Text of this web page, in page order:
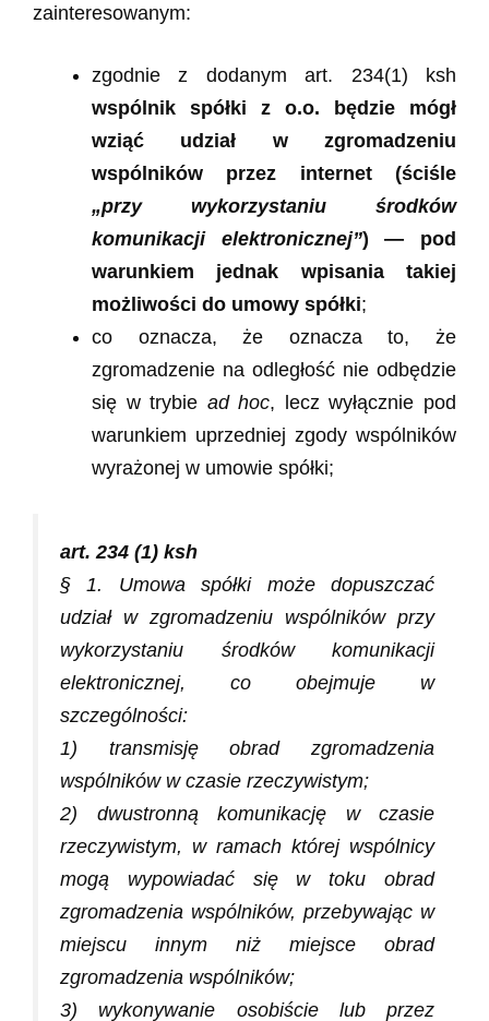
zainteresowanym:
zgodnie z dodanym art. 234(1) ksh
wspólnik spółki z o.o. będzie mógł
wziąć udział w zgromadzeniu
wspólników przez internet (ściśle
„przy wykorzystaniu środków
komunikacji elektronicznej”) — pod
warunkiem jednak wpisania takiej
możliwości do umowy spółki;
co oznacza, że oznacza to, że
zgromadzenie na odległość nie odbędzie
się w trybie ad hoc, lecz wyłącznie pod
warunkiem uprzedniej zgody wspólników
wyrażonej w umowie spółki;
art. 234 (1) ksh
§ 1. Umowa spółki może dopuszczać
udział w zgromadzeniu wspólników przy
wykorzystaniu środków komunikacji
elektronicznej, co obejmuje w
szczególności:
1) transmisję obrad zgromadzenia
wspólników w czasie rzeczywistym;
2) dwustronną komunikację w czasie
rzeczywistym, w ramach której wspólnicy
mogą wypowiadać się w toku obrad
zgromadzenia wspólników, przebywając w
miejscu innym niż miejsce obrad
zgromadzenia wspólników;
3) wykonywanie osobiście lub przez